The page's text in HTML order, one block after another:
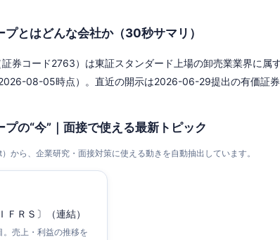
とはどんな会社か（30秒サマリ）
券コード2763）は東証スタンダード上場の卸売業業界に
08-05時点）。直近の開示は2026-06-29提出の有価証
の“今”｜面接で使える最新トピック
）から、企業研究・面接対策に使える動きを自動抽出しています。
ＦＲＳ〕（連結）
売上・利益の推移を